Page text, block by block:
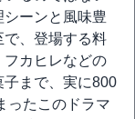
ーンと風味豊
、登場する料
カヒレなどの
子まで、実に800
ったこのドラマ